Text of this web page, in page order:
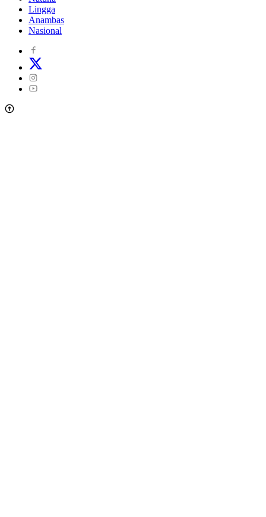
Lingga
Anambas
Nasional